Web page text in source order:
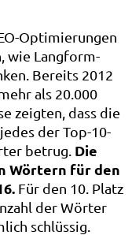
Optimierungen
wie Langform-
Bereits 2012
als 20.000
zeigten, dass die
der Top-10-
betrug. Die
Wörtern für den
Für den 10. Platz
der Wörter
schlüssig.